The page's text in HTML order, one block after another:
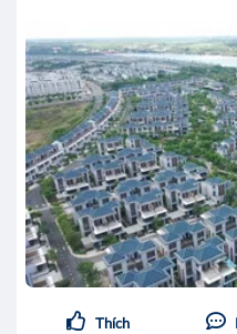
Thích